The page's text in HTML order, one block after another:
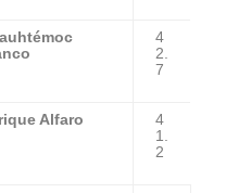
4
2.
7
Alfaro
4
1.
2